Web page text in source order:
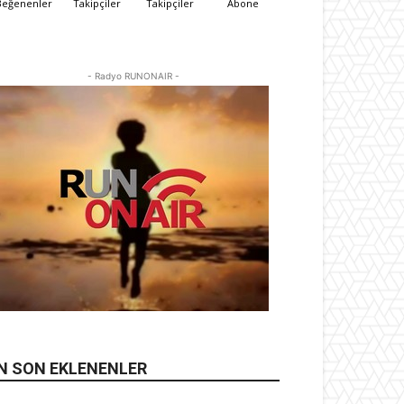
Takipçiler Takipçiler Abone
- Radyo RUNONAIR -
SON EKLENENLER